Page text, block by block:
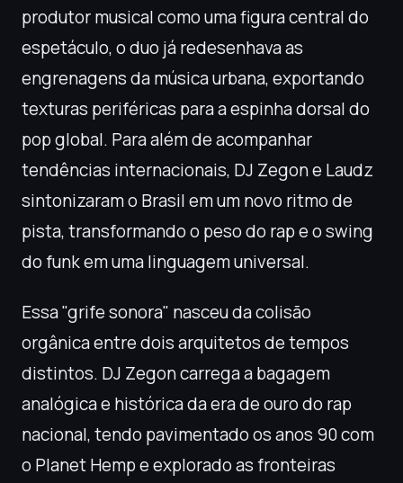
produtor musical como uma figura central do
espetáculo, o duo já redesenhava as
engrenagens da música urbana, exportando
texturas periféricas para a espinha dorsal do
pop global. Para além de acompanhar
tendências internacionais, DJ Zegon e Laudz
sintonizaram o Brasil em um novo ritmo de
pista, transformando o peso do rap e o swing
do funk em uma linguagem universal.
Essa "grife sonora" nasceu da colisão
orgânica entre dois arquitetos de tempos
distintos. DJ Zegon carrega a bagagem
analógica e histórica da era de ouro do rap
nacional, tendo pavimentado os anos 90 com
o Planet Hemp e explorado as fronteiras